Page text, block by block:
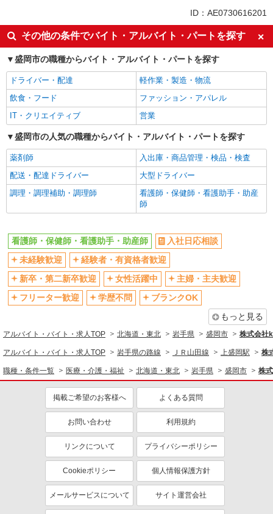
ボーナス・賞与あり
車通勤OK
交通費支給
社会保険あり
産休・育休取得実績あり
ID：AE0730616201
その他の条件でバイト・アルバイト・パートを探す
盛岡市の職種からバイト・アルバイト・パートを探す
ドライバー・配達
軽作業・製造・物流
飲食・フード
ファッション・アパレル
IT・クリエイティブ
営業
盛岡市の人気の職種からバイト・アルバイト・パートを探す
薬剤師
入出庫・商品管理・検品・検査
配送・配達ドライバー
大型ドライバー
調理・調理補助・調理師
看護師・保健師・看護助手・助産
師
看護師・保健師・看護助手・助産師
入社日応相談
未経験歓迎
経験者・有資格者歓迎
新卒・第二新卒歓迎
女性活躍中
主婦・主夫歓迎
フリーター歓迎
学歴不問
ブランクOK
もっと見る
アルバイト・バイト・求人TOP 北海道・東北 岩手県 盛岡市 株式会社
アルバイト・バイト・求人TOP 岩手県の路線 ＪＲ山田線 上盛岡駅 株
職種・条件一覧 医療・介護・福祉 北海道・東北 岩手県 盛岡市 株
掲載ご希望のお客様へ よくある質問
お問い合わせ 利用規約
リンクについて プライバシーポリシー
Cookieポリシー 個人情報保護方針
メールサービスについて サイト運営会社